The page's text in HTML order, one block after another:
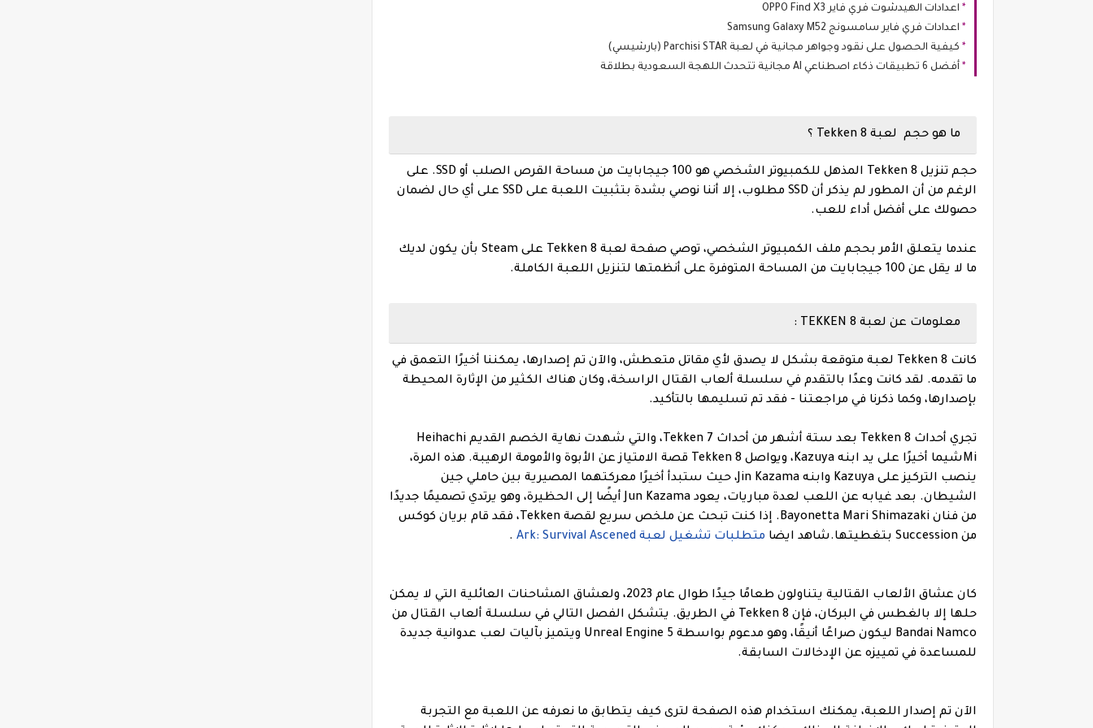
اعدادات الهيدشوت فري فاير OPPO Find X3
اعدادات فري فاير سامسونج Samsung Galaxy M52
كيفية الحصول على نقود وجواهر مجانية في لعبة Parchisi STAR (بارشيسي)
أفضل 6 تطبيقات ذكاء اصطناعي AI مجانية تتحدث اللهجة السعودية بطلاقة
ما هو حجم لعبة Tekken 8 ؟
حجم تنزيل Tekken 8 المذهل للكمبيوتر الشخصي هو 100 جيجابايت من مساحة القرص الصلب أو SSD. على
الرغم من أن المطور لم يذكر أن SSD مطلوب، إلا أننا نوصي بشدة بتثبيت اللعبة على SSD على أي حال لضمان
حصولك على أفضل أداء للعب.
عندما يتعلق الأمر بحجم ملف الكمبيوتر الشخصي، توصي صفحة لعبة Tekken 8 على Steam بأن يكون لديك
ما لا يقل عن 100 جيجابايت من المساحة المتوفرة على أنظمتها لتنزيل اللعبة الكاملة.
معلومات عن لعبة TEKKEN 8 :
كانت Tekken 8 لعبة متوقعة بشكل لا يصدق لأي مقاتل متعطش، والآن تم إصدارها، يمكننا أخيرًا التعمق في
ما تقدمه. لقد كانت وعدًا بالتقدم في سلسلة ألعاب القتال الراسخة، وكان هناك الكثير من الإثارة المحيطة
بإصدارها، وكما ذكرنا في مراجعتنا - فقد تم تسليمها بالتأكيد.
تجري أحداث Tekken 8 بعد ستة أشهر من أحداث Tekken 7، والتي شهدت نهاية الخصم القديم Heihachi
Miشيما أخيرًا على يد ابنه Kazuya، ويواصل Tekken 8 قصة الامتياز عن الأبوة والأمومة الرهيبة. هذه المرة،
ينصب التركيز على Kazuya وابنه Jin Kazama، حيث ستبدأ أخيرًا معركتهما المصيرية بين حاملي جين
الشيطان. بعد غيابه عن اللعب لعدة مباريات، يعود Jun Kazama أيضًا إلى الحظيرة، وهو يرتدي تصميمًا جديدًا
من فنان Bayonetta Mari Shimazaki. إذا كنت تبحث عن ملخص سريع لقصة Tekken، فقد قام بريان كوكس
من Succession بتغطيتها.
شاهد ايضا متطلبات تشغيل لعبة Ark: Survival Ascened .
كان عشاق الألعاب القتالية يتناولون طعامًا جيدًا طوال عام 2023، ولعشاق المشاحنات العائلية التي لا يمكن
حلها إلا بالغطس في البركان، فإن Tekken 8 في الطريق. يتشكل الفصل التالي في سلسلة ألعاب القتال من
Bandai Namco ليكون صراعًا أنيقًا، وهو مدعوم بواسطة Unreal Engine 5 ويتميز بآليات لعب عدوانية جديدة
للمساعدة في تمييزه عن الإدخالات السابقة.
الآن تم إصدار اللعبة، يمكنك استخدام هذه الصفحة لترى كيف يتطابق ما نعرفه عن اللعبة مع التجربة